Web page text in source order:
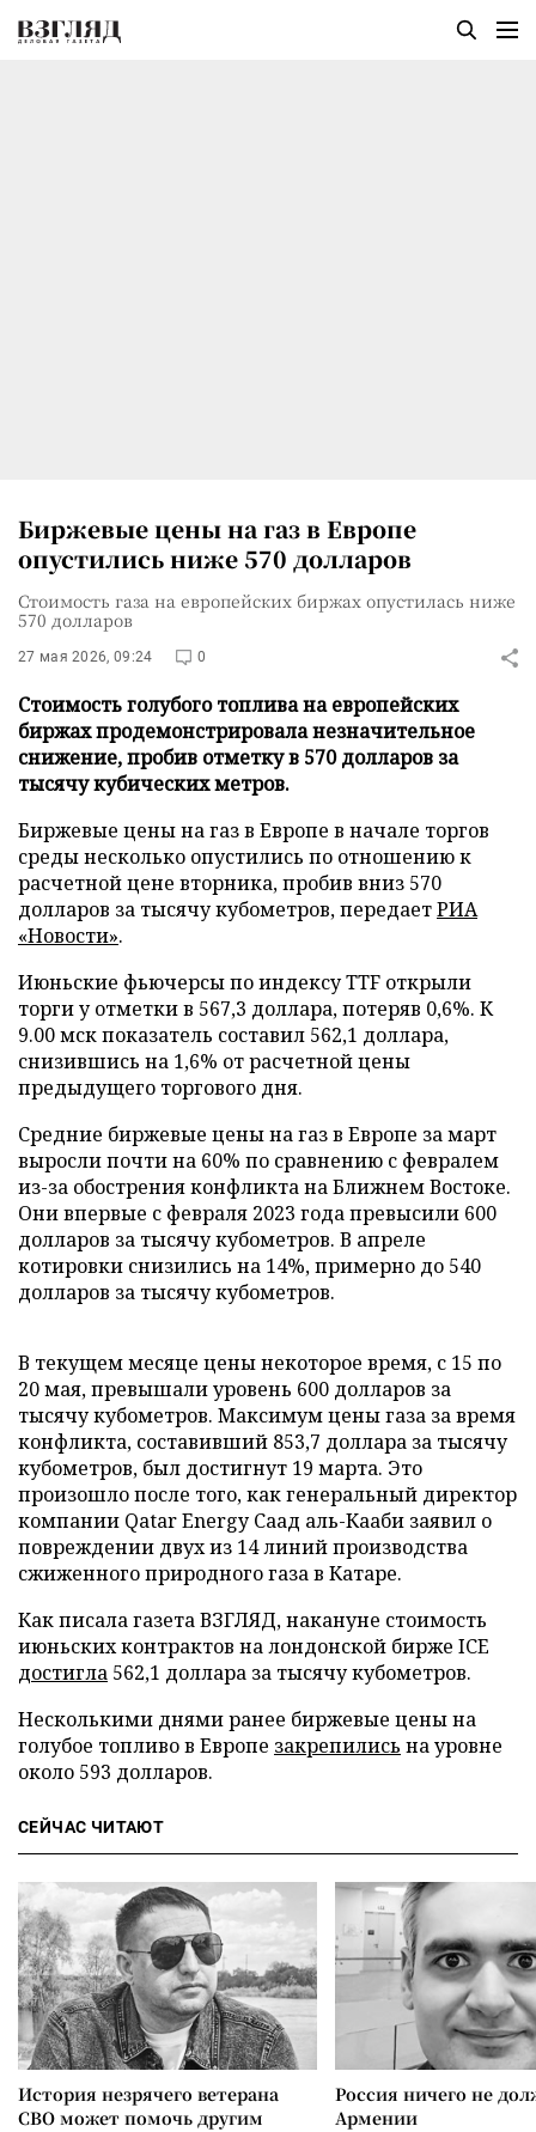
Биржевые цены на газ в Европе
опустились ниже 570 долларов
Стоимость газа на европейских биржах опустилась ниже
570 долларов
27 мая 2026, 09:24 0
Стоимость голубого топлива на европейских
биржах продемонстрировала незначительное
снижение, пробив отметку в 570 долларов за
тысячу кубических метров.
Биржевые цены на газ в Европе в начале торгов
среды несколько опустились по отношению к
расчетной цене вторника, пробив вниз 570
долларов за тысячу кубометров, передаетРИА
«Новости».
Июньские фьючерсы по индексу TTF открыли
торги у отметки в 567,3 доллара, потеряв 0,6%. К
9.00 мск показатель составил 562,1 доллара,
снизившись на 1,6% от расчетной цены
предыдущего торгового дня.
Средние биржевые цены на газ в Европе за март
выросли почти на 60% по сравнению с февралем
из-за обострения конфликта на Ближнем Востоке.
Они впервые с февраля 2023 года превысили 600
долларов за тысячу кубометров. В апреле
котировки снизились на 14%, примерно до 540
долларов за тысячу кубометров.
В текущем месяце цены некоторое время, с 15 по
20 мая, превышали уровень 600 долларов за
тысячу кубометров. Максимум цены газа за время
конфликта, составивший 853,7 доллара за тысячу
кубометров, был достигнут 19 марта. Это
произошло после того, как генеральный директор
компании Qatar Energy Саад аль-Кааби заявил о
повреждении двух из 14 линий производства
сжиженного природного газа в Катаре.
Как писала газета ВЗГЛЯД, накануне стоимость
июньских контрактов на лондонской бирже ICE
достигла 562,1 доллара за тысячу кубометров.
Несколькими днями ранее биржевые цены на
голубое топливо в Европе закрепились на уровне
около 593 долларов.
СЕЙЧАС ЧИТАЮТ
История незрячего ветерана
СВО может помочь другим
Россия ничего не
Армении